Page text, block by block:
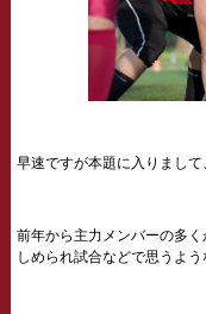
早速ですが本題に入りまし
前年から主力メンバーの多
しめられ試合などで思うよ